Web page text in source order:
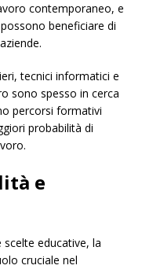
contemporaneo, e
beneficiare di
tecnici informatici e
sono spesso in cerca
percorsi formativi
probabilità di
e
educative, la
cruciale nel